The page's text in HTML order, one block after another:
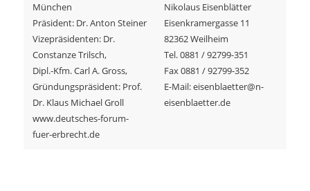
München
Präsident: Dr. Anton Steiner
Vizepräsidenten: Dr.
Constanze Trilsch,
Dipl.-Kfm. Carl A. Gross,
Gründungspräsident: Prof.
Dr. Klaus Michael Groll
www.deutsches-forum-
fuer-erbrecht.de
Nikolaus Eisenblätter
Eisenkramergasse 11
82362 Weilheim
Tel. 0881 / 92799-351
Fax 0881 / 92799-352
E-Mail: eisenblaetter@n-
eisenblaetter.de